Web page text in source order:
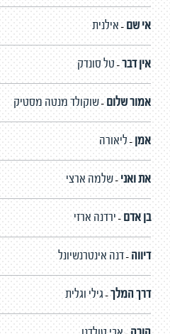
אי שם -אילנית
אין דבר-טל סונדק
אמור שלום -שוקולד מנטה מסטיק
אמן -ליאורה
את ואני -שלמה ארצי
בן אדם -ירדנה ארזי
דיווה -דנה אינטרנשיונל
דרך המלך-גילי וגלית